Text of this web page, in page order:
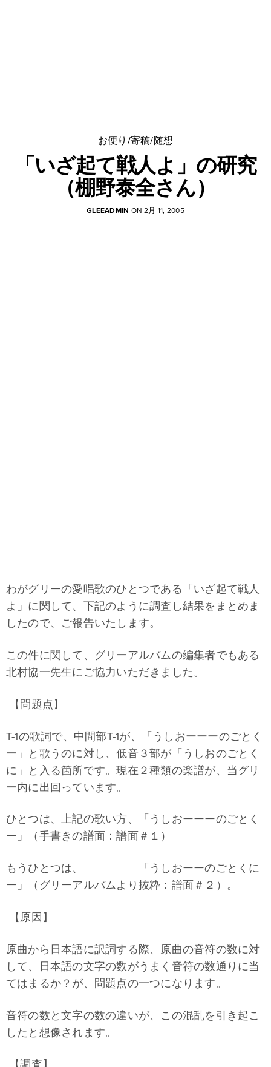
お便り/寄稿/随想
「いざ起て戦人よ」の研究
（棚野泰全さん）
GLEEADMIN ON 2月 11, 2005
わがグリーの愛唱歌のひとつである「いざ起て戦人
よ」に関して、下記のように調査し結果をまとめま
したので、ご報告いたします。
この件に関して、グリーアルバムの編集者でもある
北村協一先生にご協力いただきました。
【問題点】
T-1の歌詞で、中間部T-1が、「うしおーーーのごとく
ー」と歌うのに対し、低音３部が「うしおのごとく
に」と入る箇所です。現在２種類の楽譜が、当グリ
ー内に出回っています。
ひとつは、上記の歌い方、「うしおーーーのごとく
ー」（手書きの譜面：譜面＃１）
もうひとつは、 「うしおーーのごとくに
ー」（グリーアルバムより抜粋：譜面＃２）。
【原因】
原曲から日本語に訳詞する際、原曲の音符の数に対
して、日本語の文字の数がうまく音符の数通りに当
てはまるか？が、問題点の一つになります。
音符の数と文字の数の違いが、この混乱を引き起こ
したと想像されます。
【調査】